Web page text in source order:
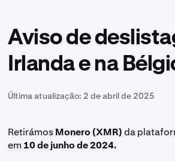
Aviso de
Irlanda e na
Última atualização: 2 de abril de 2025
RetirámosMonero (XMR)da
em 10 de junho de 2024.